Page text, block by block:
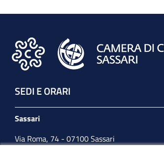
SEDI E ORARI
Sassari
Via Roma, 74 - 07100 Sassari